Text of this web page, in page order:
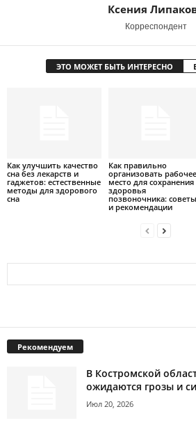
Ксения
Корреспондент
ЭТО МОЖЕТ БЫТЬ ИНТЕРЕСНО
Как улучшить качество
сна без лекарств и
гаджетов: естественные
методы для здорового
сна
Как правильно
организовать рабочее
место для сохранения
здоровья
позвоночника: советы
и рекомендации
Рекомендуем
В Костромской
ожидаются грозы и
Июл 20, 2026